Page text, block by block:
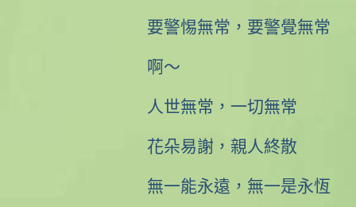
要警惕無常，要警覺無常
啊〜
人世無常，一切無常
花朵易謝，親人終散
無一能永遠，無一是永恆